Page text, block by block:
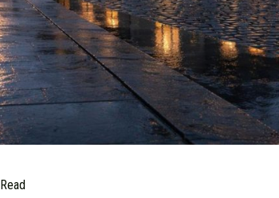
Read